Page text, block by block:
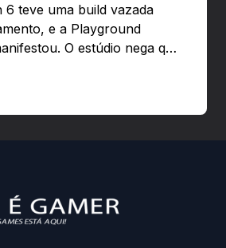
6 teve uma build vazada
e a Playground
O estúdio nega que
que quem usar versões não
negação do preload,
acessos não autorizados